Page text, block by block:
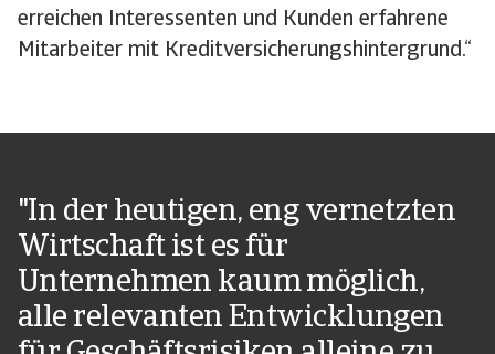
erreichen Interessenten und Kunden erfahrene
Mitarbeiter mit Kreditversicherungshintergrund.“
"In der heutigen, eng vernetzten
Wirtschaft ist es für
Unternehmen kaum möglich,
alle relevanten Entwicklungen